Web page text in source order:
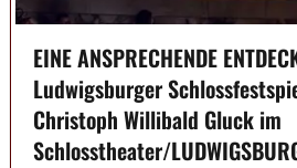
EINE ANSPRECHENDE
Ludwigsburger
Christoph Willibald Gluck im
Schlosstheater/